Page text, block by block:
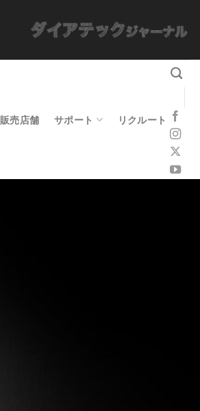
販売店舗 サポート リクルート